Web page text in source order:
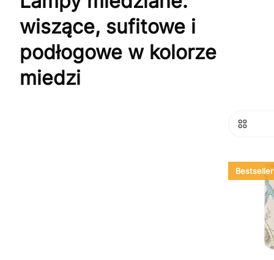
wiszące, sufitowe i
podłogowe w kolorze
miedzi
Bestseller